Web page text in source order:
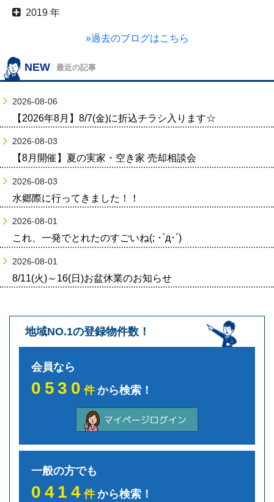
2019 年
»過去のブログはこちら
NEW 最近の記事
2026-08-06
【2026年8月】8/7(金)に折込チラシ入ります☆
2026-08-03
【8月開催】夏の実家・空き家 売却相談会
2026-08-03
水郷際に行ってきました！！
2026-08-01
これ、一発でとれたのすごいね(; ･`д･´)
2026-08-01
8/11(火)～16(日)お盆休業のお知らせ
地域NO.1の登録物件数！
会員なら
0530件から検索！
一般の方でも
0414件から検索！